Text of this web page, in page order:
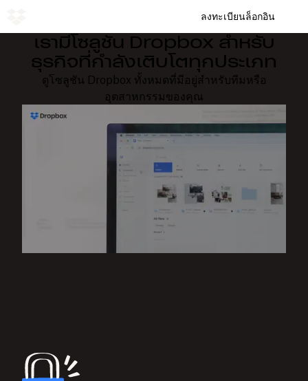
ลงทะเบียนล็อกอิน
เรามีโซลูชัน Dropbox สำหรับ
ธุรกิจที่กำลังเติบโตทุกประเภท
ดูโซลูชัน Dropbox ทั้งหมดที่มีอยู่สำหรับทีมหรือ
อุตสาหกรรมของคุณ